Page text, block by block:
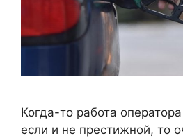
Когда-то работа
если и не престижной, то